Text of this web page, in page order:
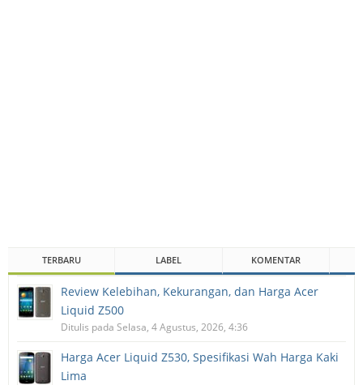
TERBARU LABEL KOMENTAR
Review Kelebihan, Kekurangan, dan Harga Acer
Liquid Z500
Ditulis pada Selasa, 4 Agustus, 2026, 4:36
Harga Acer Liquid Z530, Spesifikasi Wah Harga Kaki
Lima